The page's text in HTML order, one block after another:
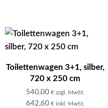
Toilettenwagen 3+1, silber,
720 x 250 cm
540,00€ zzgl. MwSt.
642,60€ inkl. MwSt.